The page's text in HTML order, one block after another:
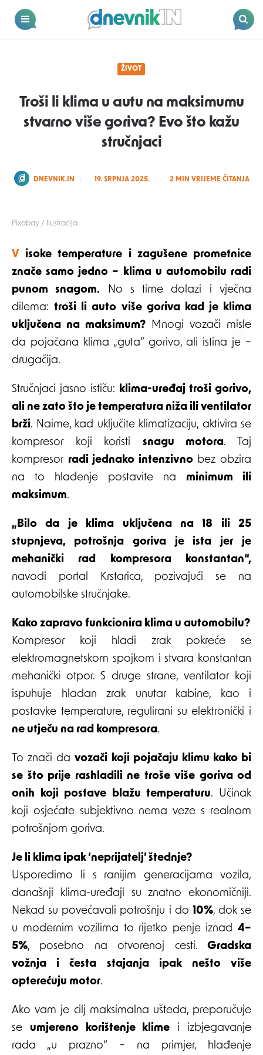
Dnevnik.in
Pixabay / Ilustracija
ŽIVOT
Troši li klima u autu na maksimumu
stvarno više goriva? Evo što kažu
stručnjaci
POSTED
DNEVNIK.IN 19. SRPNJA 2025. 2MIN VRIJEME ČITANJA
Visoke temperature i zagušene prometnice
znače samo jedno – klima u automobilu radi
punom snagom. No s time dolazi i vječna
dilema:troši li auto više goriva kad je klima
uključena na maksimum? Mnogi vozači misle
da pojačana klima „guta” gorivo, ali istina je –
drugačija.
Stručnjaci jasno ističu: klima-uređaj troši gorivo,
ali ne zato što je temperatura niža ili ventilator
brži. Naime, kad uključite klimatizaciju, aktivira se
kompresor koji koristi snagu motora. Taj
kompresor radi jednako intenzivnobez obzira
na to hlađenje postavite na minimum ili
maksimum.
„Bilo da je klima uključena na 18 ili 25
stupnjeva, potrošnja goriva je ista jer je
mehanički rad kompresora konstantan“,
navodi portal Krstarica, pozivajući se na
automobilske stručnjake.
Kako zapravo funkcionira klima u automobilu?
Kompresor koji hladi zrak pokreće se
elektromagnetskom spojkom i stvara konstantan
mehanički otpor. S druge strane, ventilator koji
ispuhuje hladan zrak unutar kabine, kao i
postavke temperature, regulirani su elektronički i
ne utječu na rad kompresora.
To znači davozači koji pojačaju klimu kako bi
se što prije rashladili ne troše više goriva od
onih koji postave blažu temperaturu. Učinak
koji osjećate subjektivno nema veze s realnom
potrošnjom goriva.
Je li klima ipak ‘neprijatelj’ štednje?
Usporedimo li s ranijim generacijama vozila,
današnji klima-uređaji su znatno ekonomičniji.
Nekad su povećavali potrošnju i do 10%, dok se
u modernim vozilima to rijetko penje iznad 4–
5%, posebno na otvorenoj cesti. Gradska
vožnja i česta stajanja ipak nešto više
opterećuju motor.
Ako vam je cilj maksimalna ušteda, preporučuje
se umjereno korištenje klime i izbjegavanje
rada „u prazno“ – na primjer, hlađenje